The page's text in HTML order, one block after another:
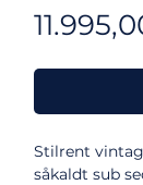
Stilrent
såkaldt sub